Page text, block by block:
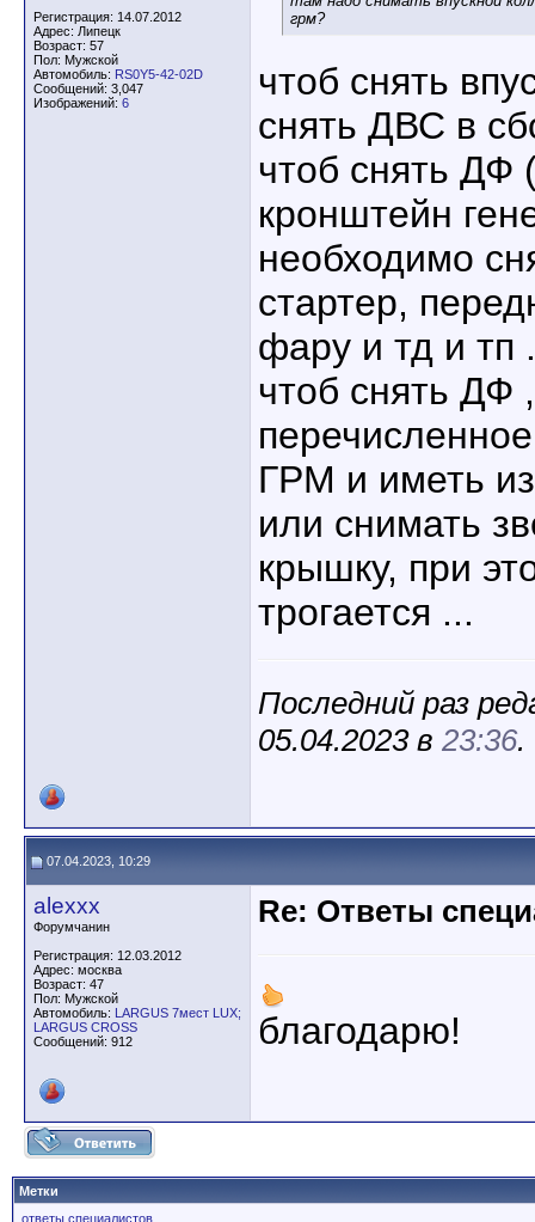
Регистрация: 14.07.2012
Адрес: Липецк
Возраст: 57
Пол: Мужской
Автомобиль: RS0Y5-42-02D
Сообщений: 3,047
Изображений: 6
грм?
чтоб снять
снять ДВС в
чтоб снять ДФ
кронштейн
необходимо
стартер,
фару и тд и тп
чтоб снять ДФ
ГРМ и иметь
или снимать
крышку, при
трогается ...
Последний раз
05.04.2023 в 23:36.
07.04.2023, 10:29
alexxx
Форумчанин
Регистрация: 12.03.2012
Адрес: москва
Возраст: 47
Пол: Мужской
Автомобиль: LARGUS 7мест LUX;
LARGUS CROSS
Сообщений: 912
Re: Ответы
благодарю!
Метки
ответы специалистов